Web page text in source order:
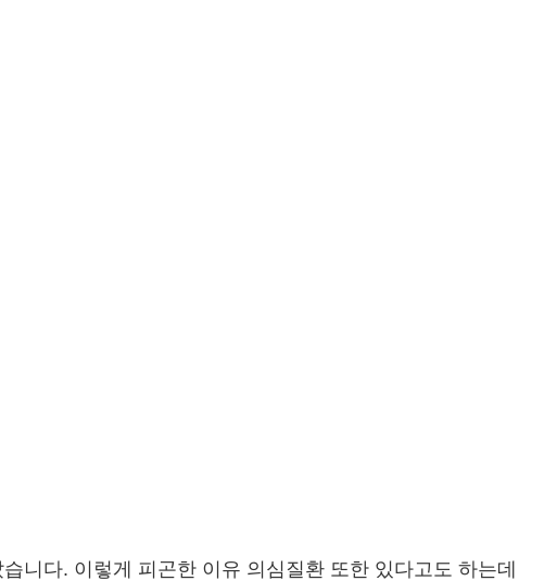
니다. 이렇게 피곤한 이유 의심질환 또한 있다고도 하는데